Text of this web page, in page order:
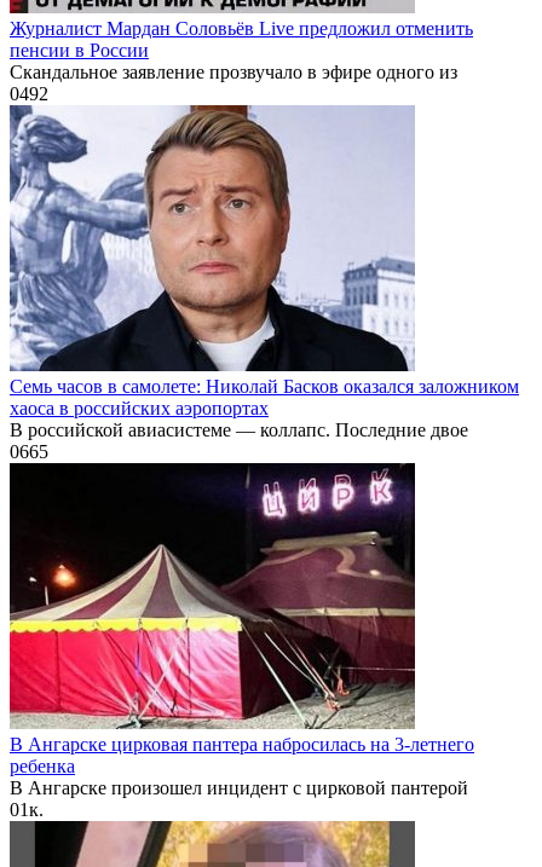
Журналист Мардан Соловьёв Live предложил отменить
пенсии в России
Скандальное заявление прозвучало в эфире одного из
0492
Семь часов в самолете: Николай Басков оказался заложником
хаоса в российских аэропортах
В российской авиасистеме — коллапс. Последние двое
0665
В Ангарске цирковая пантера набросилась на 3-летнего
ребенка
В Ангарске произошел инцидент с цирковой пантерой
01к.